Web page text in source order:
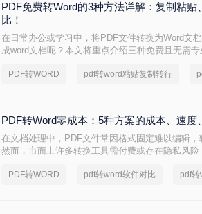
PDF免费转Word的3种方法详解：复制粘
比！
在日常办公或学习中，将PDF文件转换为Word文
成word文档呢？本文将重点介绍三种免费且无需
PDF转WORD pdf转word粘贴复制转行
PDF转Word零成本：5种方案的成本、速度
在文档处理中，PDF文件常因格式固定难以编辑，
然而，市面上许多转换工具需付费或存在隐私风
数据泄露。无需任何付费，即可实现高质量转换，
PDF转WORD pdf转word软件对比 pdf